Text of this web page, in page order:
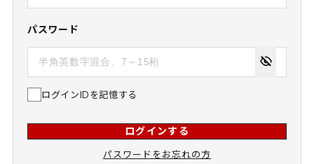
パスワード
ログインIDを記憶する
ログインする
パスワードをお忘れの方